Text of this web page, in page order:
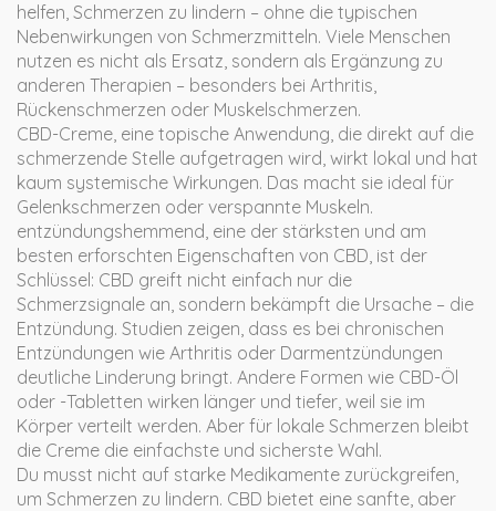
helfen, Schmerzen zu lindern – ohne die typischen
Nebenwirkungen von Schmerzmitteln. Viele Menschen
nutzen es nicht als Ersatz, sondern als Ergänzung zu
anderen Therapien – besonders bei Arthritis,
Rückenschmerzen oder Muskelschmerzen.
CBD-Creme, eine topische Anwendung, die direkt auf die
schmerzende Stelle aufgetragen wird, wirkt lokal und hat
kaum systemische Wirkungen. Das macht sie ideal für
Gelenkschmerzen oder verspannte Muskeln.
entzündungshemmend, eine der stärksten und am
besten erforschten Eigenschaften von CBD, ist der
Schlüssel: CBD greift nicht einfach nur die
Schmerzsignale an, sondern bekämpft die Ursache – die
Entzündung. Studien zeigen, dass es bei chronischen
Entzündungen wie Arthritis oder Darmentzündungen
deutliche Linderung bringt. Andere Formen wie CBD-Öl
oder -Tabletten wirken länger und tiefer, weil sie im
Körper verteilt werden. Aber für lokale Schmerzen bleibt
die Creme die einfachste und sicherste Wahl.
Du musst nicht auf starke Medikamente zurückgreifen,
um Schmerzen zu lindern. CBD bietet eine sanfte, aber